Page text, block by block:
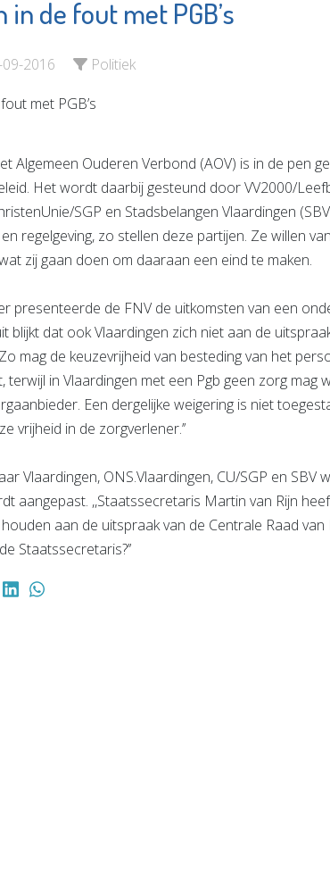
de fout met PGB’s
2016 Politiek
Algemeen Ouderen Verbond (AOV) is in de pen
Het wordt daarbij gesteund door VV2000/
SGP en Stadsbelangen Vlaardingen
regelgeving, zo stellen deze partijen. Ze willen
zij gaan doen om daaraan een eind te maken.
presenteerde de FNV de uitkomsten van een
blijkt dat ook Vlaardingen zich niet aan de
mag de keuzevrijheid van besteding van het
terwijl in Vlaardingen met een Pgb geen zorg mag
Een dergelijke weigering is niet
vrijheid in de zorgverlener.’’
Vlaardingen, ONS.Vlaardingen, CU/SGP en
aangepast. ,,Staatssecretaris Martin van Rijn
aan de uitspraak van de Centrale Raad van
Staatssecretaris?’’
Prevenzie
Bekijk de pagina